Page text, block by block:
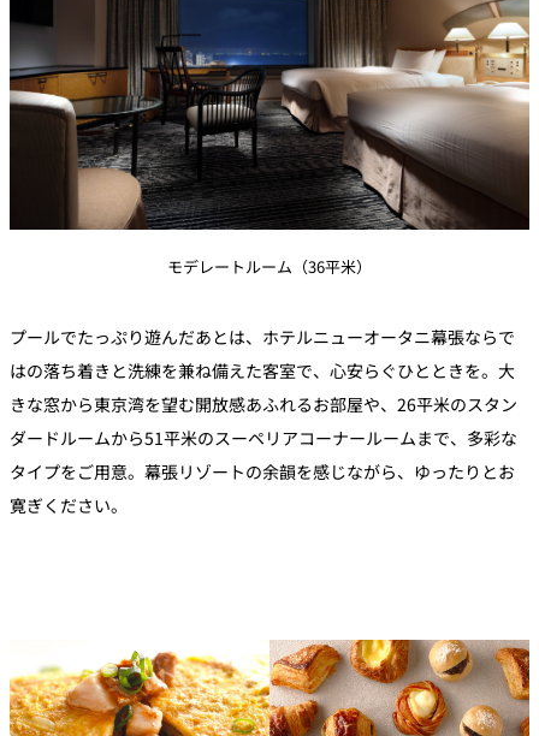
モデレートルーム（36平米）
プールでたっぷり遊んだあとは、ホテルニューオータニ幕張ならで
はの落ち着きと洗練を兼ね備えた客室で、心安らぐひとときを。大
きな窓から東京湾を望む開放感あふれるお部屋や、26平米のスタン
ダードルームから51平米のスーペリアコーナールームまで、多彩な
タイプをご用意。幕張リゾートの余韻を感じながら、ゆったりとお
寛ぎください。